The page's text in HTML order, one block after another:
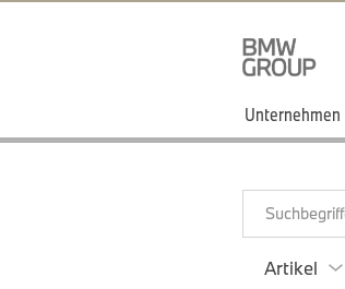
Unternehmen
Artikel